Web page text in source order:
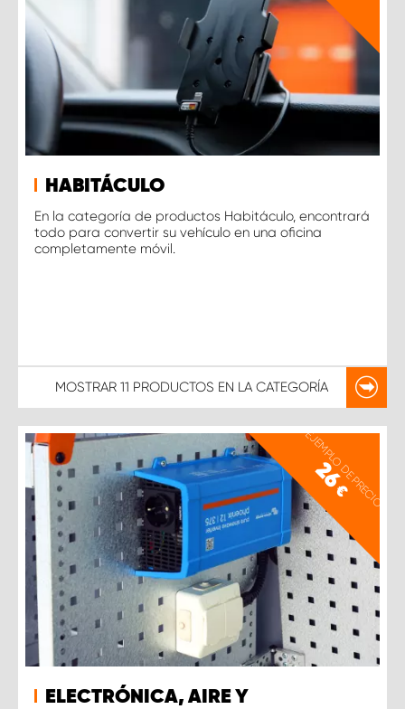
HABITÁCULO
En la categoría de productos Habitáculo, encontrará
todo para convertir su vehículo en una oficina
completamente móvil.
MOSTRAR 11 PRODUCTOS EN LA CATEGORÍA
EJEMPLO DE PRECIO
26
€
ELECTRÓNICA, AIRE Y